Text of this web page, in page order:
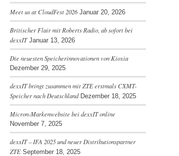
Meet us at CloudFest 2026 Januar 20, 2026
Britischer Flair mit Roberts Radio, ab sofort bei
dexxIT Januar 13, 2026
Die neuesten Speicherinnovationen von Kioxia
Dezember 29, 2025
dexxIT bringt zusammen mit ZTE erstmals CXMT-
Speicher nach Deutschland Dezember 18, 2025
Micron-Markenwebsite bei dexxIT online
November 7, 2025
dexxIT – IFA 2025 und neuer Distributionspartner
ZTE September 18, 2025